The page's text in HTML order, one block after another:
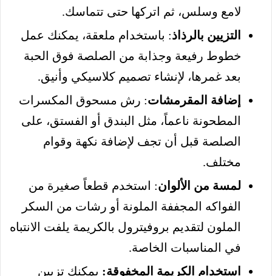
لامع وسلس، ثم اتركها حتى تتماسك.
التزيين بالرذاذ: باستخدام ملعقة، يمكنك عمل
خطوط رفيعة وجذابة من الصلصة فوق الحبة
بعد غمرها، لإنشاء تصميم كلاسيكي وأنيق.
إضافة المقرمشات: رش مسحوق المكسرات
المطحونة ناعماً، مثل البندق أو الفستق، على
الصلصة قبل أن تجف لإضافة نكهة وقوام
مختلف.
لمسة من الألوان: استخدم قطعاً صغيرة من
الفواكه المجففة الملونة أو رشات من السكر
الملون لتقديم بروفيترول بالكريمة يلفت الانتباه
في المناسبات الخاصة.
استخدام الكريمة المخفوقة: يمكنك تزيين